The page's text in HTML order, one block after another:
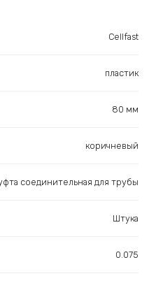
Cellfast
пластик
80 мм
коричневый
соединительная для трубы
Штука
0.075